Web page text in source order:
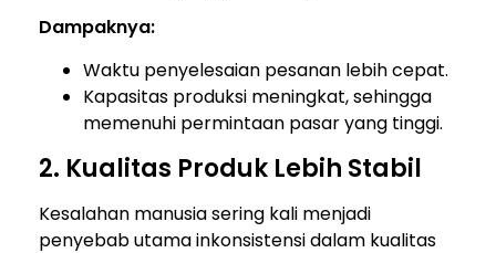
Dampaknya:
Waktu penyelesaian pesanan lebih cepat.
Kapasitas produksi meningkat, sehingga
memenuhi permintaan pasar yang tinggi.
2. Kualitas Produk Lebih Stabil
Kesalahan manusia sering kali menjadi
penyebab utama inkonsistensi dalam kualitas